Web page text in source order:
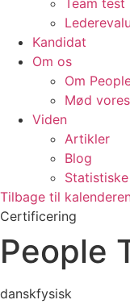
Team test
Kandidat
Om os
Om
Mød
Viden
Artikler
Blog
Tilbage til
Certificering
People
danskfysisk